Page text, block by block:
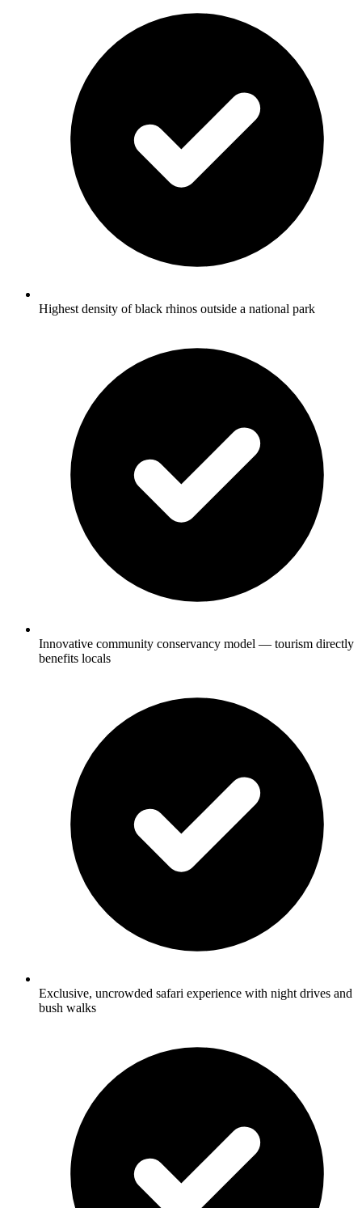
Highest density of black rhinos outside a national park
Innovative community conservancy model — tourism directly
benefits locals
Exclusive, uncrowded safari experience with night drives and
bush walks